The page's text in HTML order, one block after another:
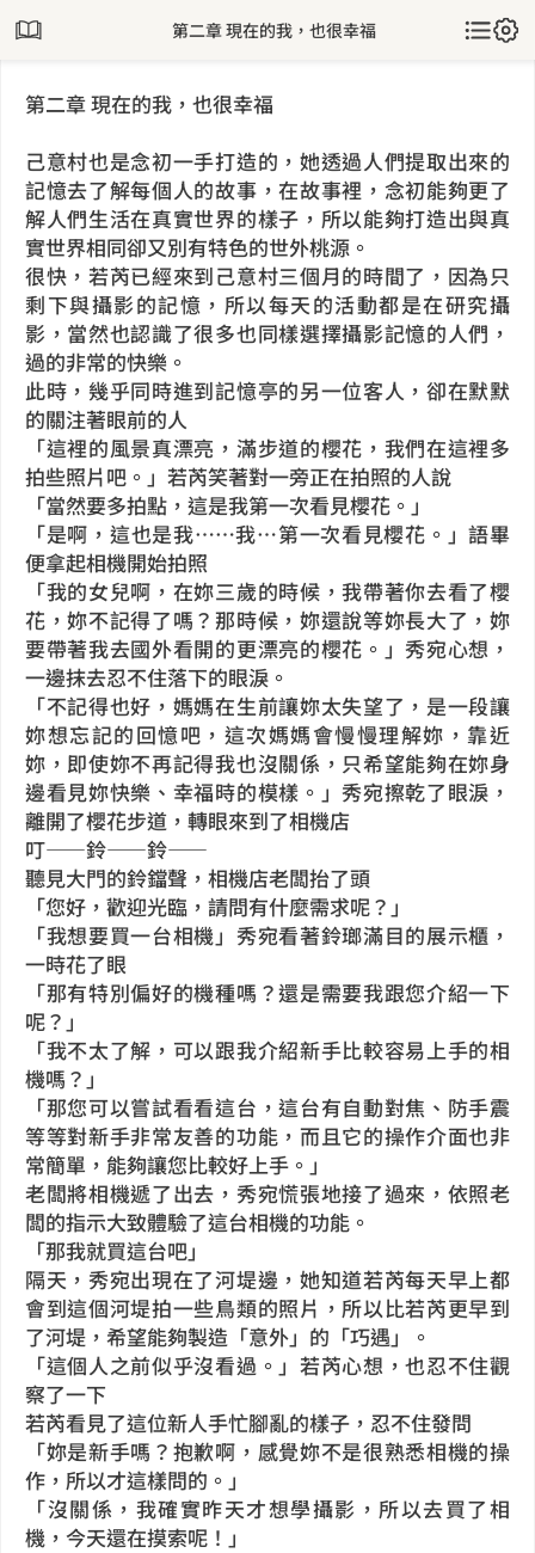
第二章 現在的我，也很幸福
第二章 現在的我，也很幸福
己意村也是念初一手打造的，她透過人們提取出來的
記憶去了解每個人的故事，在故事裡，念初能夠更了
解人們生活在真實世界的樣子，所以能夠打造出與真
實世界相同卻又別有特色的世外桃源。
很快，若芮已經來到己意村三個月的時間了，因為只
剩下與攝影的記憶，所以每天的活動都是在研究攝
影，當然也認識了很多也同樣選擇攝影記憶的人們，
過的非常的快樂。
此時，幾乎同時進到記憶亭的另一位客人，卻在默默
的關注著眼前的人
「這裡的風景真漂亮，滿步道的櫻花，我們在這裡多
拍些照片吧。」若芮笑著對一旁正在拍照的人說
「當然要多拍點，這是我第一次看見櫻花。」
「是啊，這也是我……我…第一次看見櫻花。」語畢
便拿起相機開始拍照
「我的女兒啊，在妳三歲的時候，我帶著你去看了櫻
花，妳不記得了嗎？那時候，妳還說等妳長大了，妳
要帶著我去國外看開的更漂亮的櫻花。」秀宛心想，
一邊抹去忍不住落下的眼淚。
「不記得也好，媽媽在生前讓妳太失望了，是一段讓
妳想忘記的回憶吧，這次媽媽會慢慢理解妳，靠近
妳，即使妳不再記得我也沒關係，只希望能夠在妳身
邊看見妳快樂、幸福時的模樣。」秀宛擦乾了眼淚，
離開了櫻花步道，轉眼來到了相機店
叮——鈴——鈴——
聽見大門的鈴鐺聲，相機店老闆抬了頭
「您好，歡迎光臨，請問有什麼需求呢？」
「我想要買一台相機」秀宛看著鈴瑯滿目的展示櫃，
一時花了眼
「那有特別偏好的機種嗎？還是需要我跟您介紹一下
呢？」
「我不太了解，可以跟我介紹新手比較容易上手的相
機嗎？」
「那您可以嘗試看看這台，這台有自動對焦、防手震
等等對新手非常友善的功能，而且它的操作介面也非
常簡單，能夠讓您比較好上手。」
老闆將相機遞了出去，秀宛慌張地接了過來，依照老
闆的指示大致體驗了這台相機的功能。
「那我就買這台吧」
隔天，秀宛出現在了河堤邊，她知道若芮每天早上都
會到這個河堤拍一些鳥類的照片，所以比若芮更早到
了河堤，希望能夠製造「意外」的「巧遇」。
「這個人之前似乎沒看過。」若芮心想，也忍不住觀
察了一下
若芮看見了這位新人手忙腳亂的樣子，忍不住發問
「妳是新手嗎？抱歉啊，感覺妳不是很熟悉相機的操
作，所以才這樣問的。」
「沒關係，我確實昨天才想學攝影，所以去買了相
機，今天還在摸索呢！」